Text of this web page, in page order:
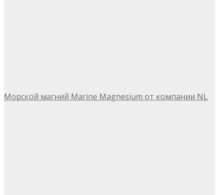
Морской магний Marine Magnesium от компании NL